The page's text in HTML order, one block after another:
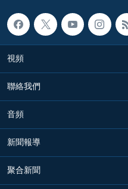
視頻
聯絡我們
音頻
新聞報導
聚合新聞